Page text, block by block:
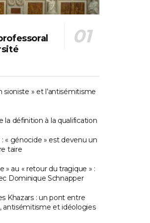
sioniste » et l’antisémitisme
la définition à la qualification
« génocide » est devenu un
taire
» au « retour du tragique » :
Dominique Schnapper
Khazars : un pont entre
antisémitisme et idéologies